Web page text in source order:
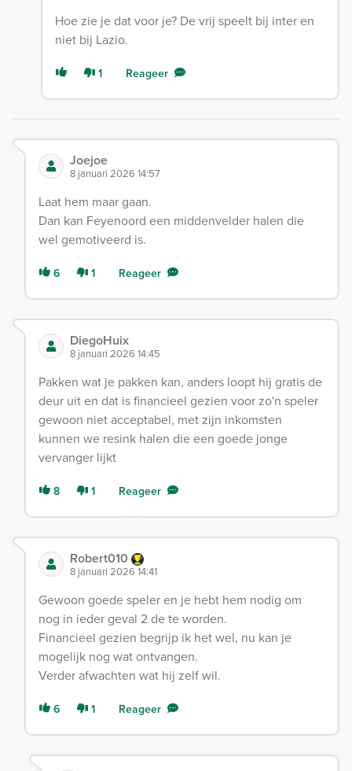
Hoe zie je dat voor je? De vrij speelt bij inter en
niet bij Lazio.
1 Reageer
Joejoe
8 januari 2026 14:57
Laat hem maar gaan.
Dan kan Feyenoord een middenvelder halen die
wel gemotiveerd is.
6 1 Reageer
DiegoHuix
8 januari 2026 14:45
Pakken wat je pakken kan, anders loopt hij gratis de
deur uit en dat is financieel gezien voor zo'n speler
gewoon niet acceptabel, met zijn inkomsten
kunnen we resink halen die een goede jonge
vervanger lijkt
8 1 Reageer
Robert010
8 januari 2026 14:41
Gewoon goede speler en je hebt hem nodig om
nog in ieder geval 2 de te worden.
Financieel gezien begrijp ik het wel, nu kan je
mogelijk nog wat ontvangen.
Verder afwachten wat hij zelf wil.
6 1 Reageer